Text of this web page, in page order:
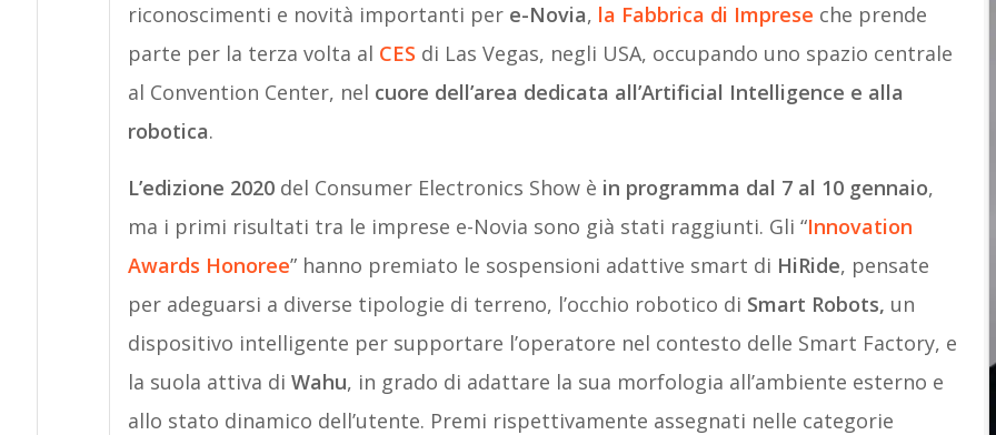
riconoscimenti e novità importanti per e-Novia, la Fabbrica di Imprese che prende
parte per la terza volta al CES di Las Vegas, negli USA, occupando uno spazio centrale
al Convention Center, nel cuore dell’area dedicata all’Artificial Intelligence e alla
robotica.
L’edizione 2020del Consumer Electronics Show è in programma dal 7 al 10 gennaio,
ma i primi risultati tra le imprese e-Novia sono già stati raggiunti. Gli “Innovation
Awards Honoree” hanno premiato le sospensioni adattive smart di HiRide, pensate
per adeguarsi a diverse tipologie di terreno, l’occhio robotico di Smart Robots, un
dispositivo intelligente per supportare l’operatore nel contesto delle Smart Factory, e
la suola attiva di Wahu, in grado di adattare la sua morfologia all’ambiente esterno e
allo stato dinamico dell’utente. Premi rispettivamente assegnati nelle categorie